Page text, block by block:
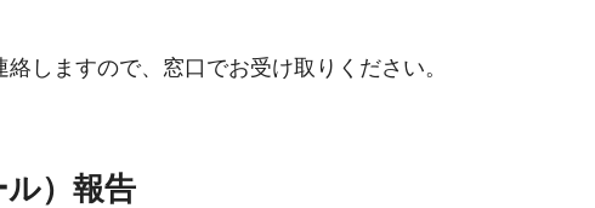
しますので、窓口でお受け取りください。
）報告